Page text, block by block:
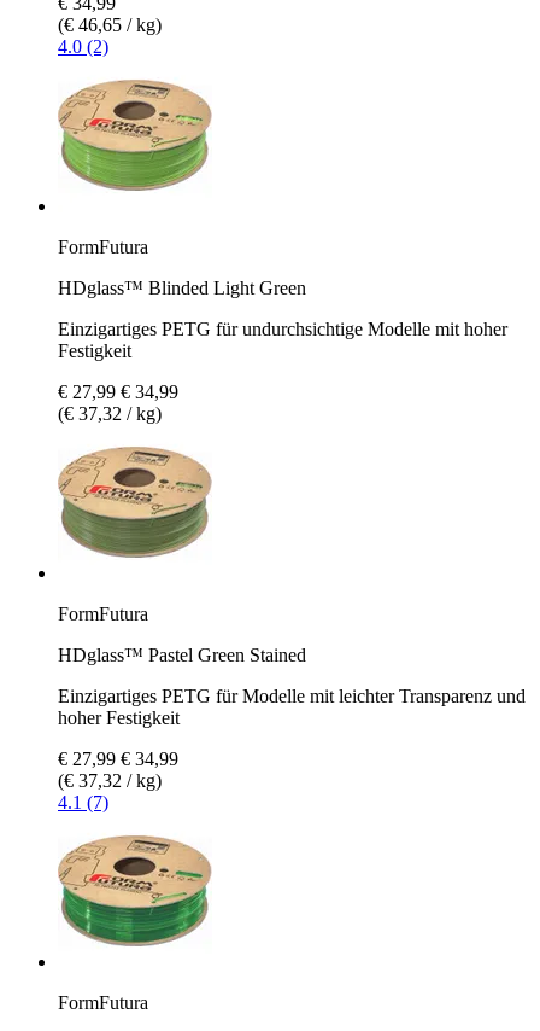
(€ 46,65 / kg)
4.0 (2)
FormFutura
HDglass™ Blinded Light Green
Einzigartiges PETG für undurchsichtige Modelle mit hoher
Festigkeit
€ 27,99 € 34,99
(€ 37,32 / kg)
FormFutura
HDglass™ Pastel Green Stained
Einzigartiges PETG für Modelle mit leichter Transparenz und
hoher Festigkeit
€ 27,99 € 34,99
(€ 37,32 / kg)
4.1 (7)
FormFutura